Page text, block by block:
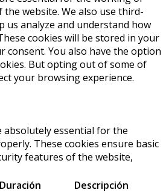
website. We also use third-
us analyze and understand how
cookies will be stored in your
consent. You also have the option
But opting out of some of
your browsing experience.
absolutely essential for the
These cookies ensure basic
features of the website,
Duración Descripción